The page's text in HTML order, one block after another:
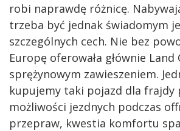
robi naprawdę różnicę.
trzeba być jednak świadomym
szczególnych cech. Nie bez
Europę oferowała głównie Land
sprężynowym zawieszeniem.
kupujemy taki pojazd dla frajdy
możliwości jezdnych podczas
przepraw, kwestia komfortu